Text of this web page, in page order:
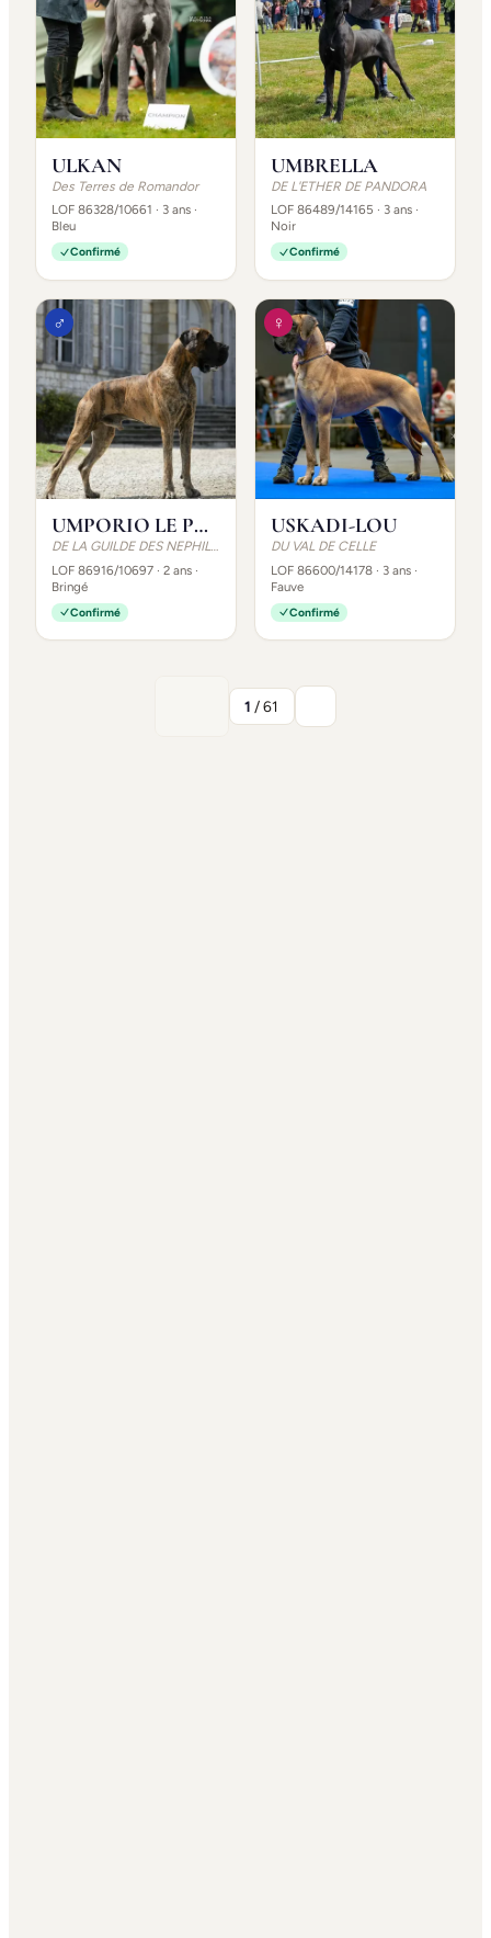
ULKAN
Des Terres de Romandor
LOF 86328/10661 · 3 ans ·
Bleu
Confirmé
UMBRELLA
DE L'ETHER DE PANDORA
LOF 86489/14165 · 3 ans ·
Noir
Confirmé
♂
UMPORIO LE PRESTIGE
DE LA GUILDE DES NEPHILIMS
LOF 86916/10697 · 2 ans ·
Bringé
Confirmé
♀
USKADI-LOU
DU VAL DE CELLE
LOF 86600/14178 · 3 ans ·
Fauve
Confirmé
1 / 61